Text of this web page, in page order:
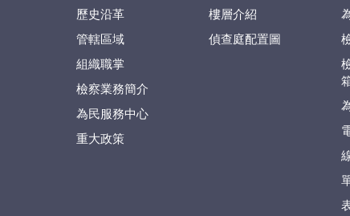
歷史沿革
管轄區域
組織職掌
檢察業務簡介
為民服務中心
重大政策
樓層介紹
偵查庭配置圖